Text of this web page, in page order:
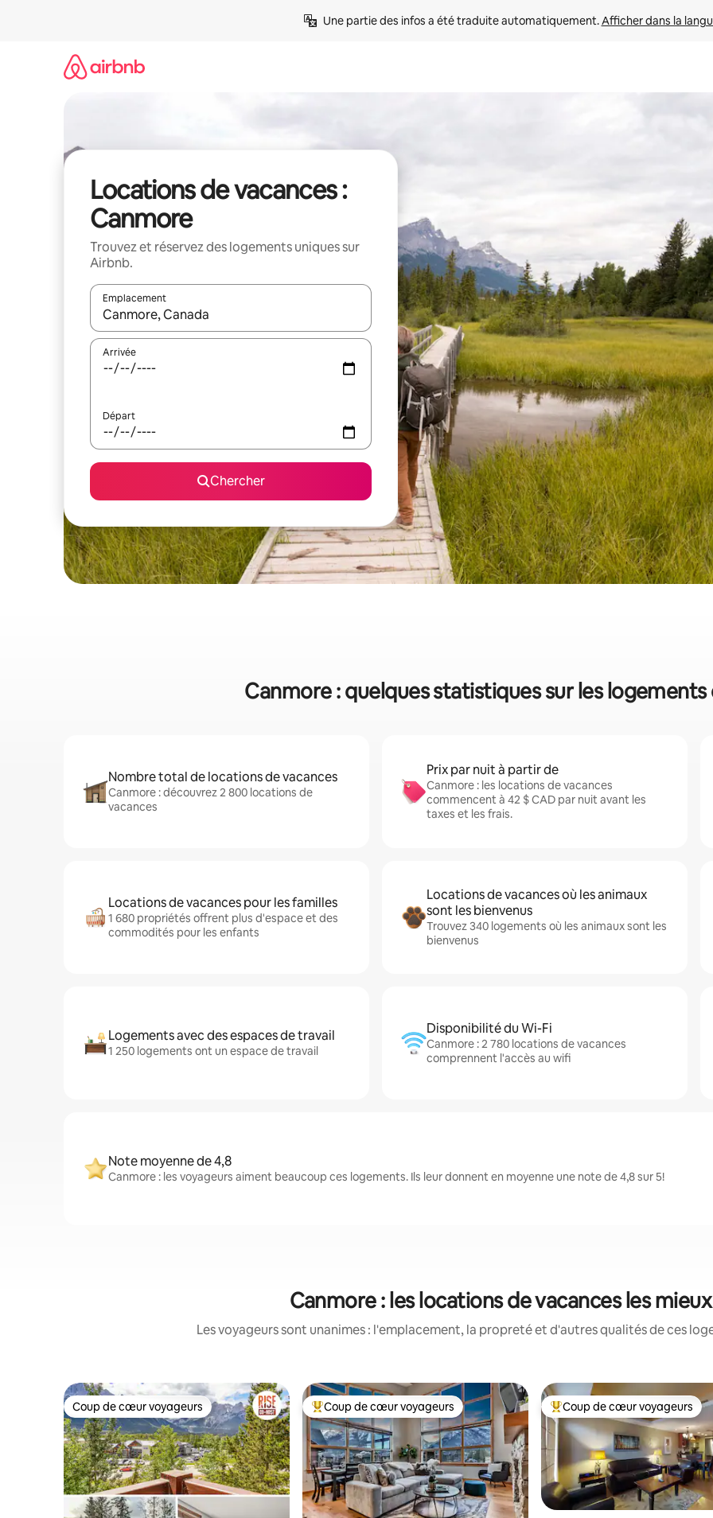
Une partie des infos a été traduite automatiquement. Afficher dans la
Locations de vacances :
Canmore
Trouvez et réservez des logements uniques sur
Airbnb.
Emplacement
Quand les résultats sont affichés, parcourez-les en utilisant les flèches vers le haut et vers le bas, ou en appuyant
Arrivée
Départ
Chercher
Canmore : quelques statistiques sur les logements
Nombre total de locations de vacances
Canmore : découvrez 2 800 locations de
vacances
Prix par nuit à partir de
Canmore : les locations de vacances
commencent à 42 $ CAD par nuit avant les
taxes et les frais.
Locations de vacances pour les familles
1 680 propriétés offrent plus d'espace et des
commodités pour les enfants
Locations de vacances où les animaux
sont les bienvenus
Trouvez 340 logements où les animaux sont les
bienvenus
Logements avec des espaces de travail
1 250 logements ont un espace de travail
Disponibilité du Wi-Fi
Canmore : 2 780 locations de vacances
comprennent l'accès au wifi
Note moyenne de 4,8
Canmore : les voyageurs aiment beaucoup ces logements. Ils leur donnent en moyenne une note de 4,8 sur 5!
Canmore : les locations de vacances les
Les voyageurs sont unanimes : l'emplacement, la propreté et d'autres qualités de ces
Coup de cœur voyageurs
Coup de cœur voyageurs Coup de cœur voyageurs parmi les plus aimés
Coup de cœur voyageurs Coup de cœur voyageurs
Coup de cœur voyageurs